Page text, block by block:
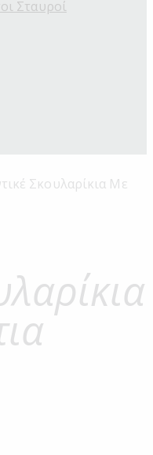
Σταυροί
Σκουλαρίκια Με